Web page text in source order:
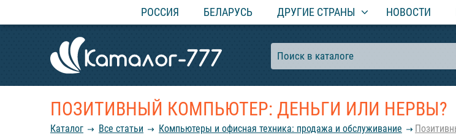
РОССИЯ БЕЛАРУСЬ ДРУГИЕ СТРАНЫ НОВОСТИ
ПОЗИТИВНЫЙ КОМПЬЮТЕР: ДЕНЬГИ ИЛИ НЕРВЫ?
Каталог Все статьи Компьютеры и офисная техника: продажа и обслуживание